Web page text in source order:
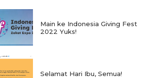
Main ke Indonesia Giving Fest
2022 Yuks!
Selamat Hari Ibu, Semua!